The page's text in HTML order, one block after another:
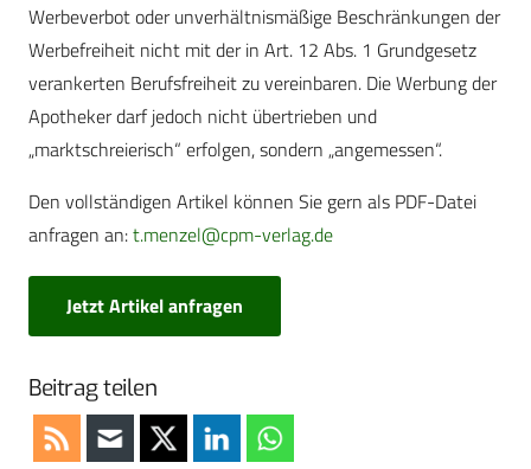
Werbeverbot oder unverhältnismäßige Beschränkungen der
Werbefreiheit nicht mit der in Art. 12 Abs. 1 Grundgesetz
verankerten Berufsfreiheit zu vereinbaren. Die Werbung der
Apotheker darf jedoch nicht übertrieben und
„marktschreierisch“ erfolgen, sondern „angemessen“.
Den vollständigen Artikel können Sie gern als PDF-Datei
anfragen an:t.menzel@cpm-verlag.de
Jetzt Artikel anfragen
Beitrag teilen